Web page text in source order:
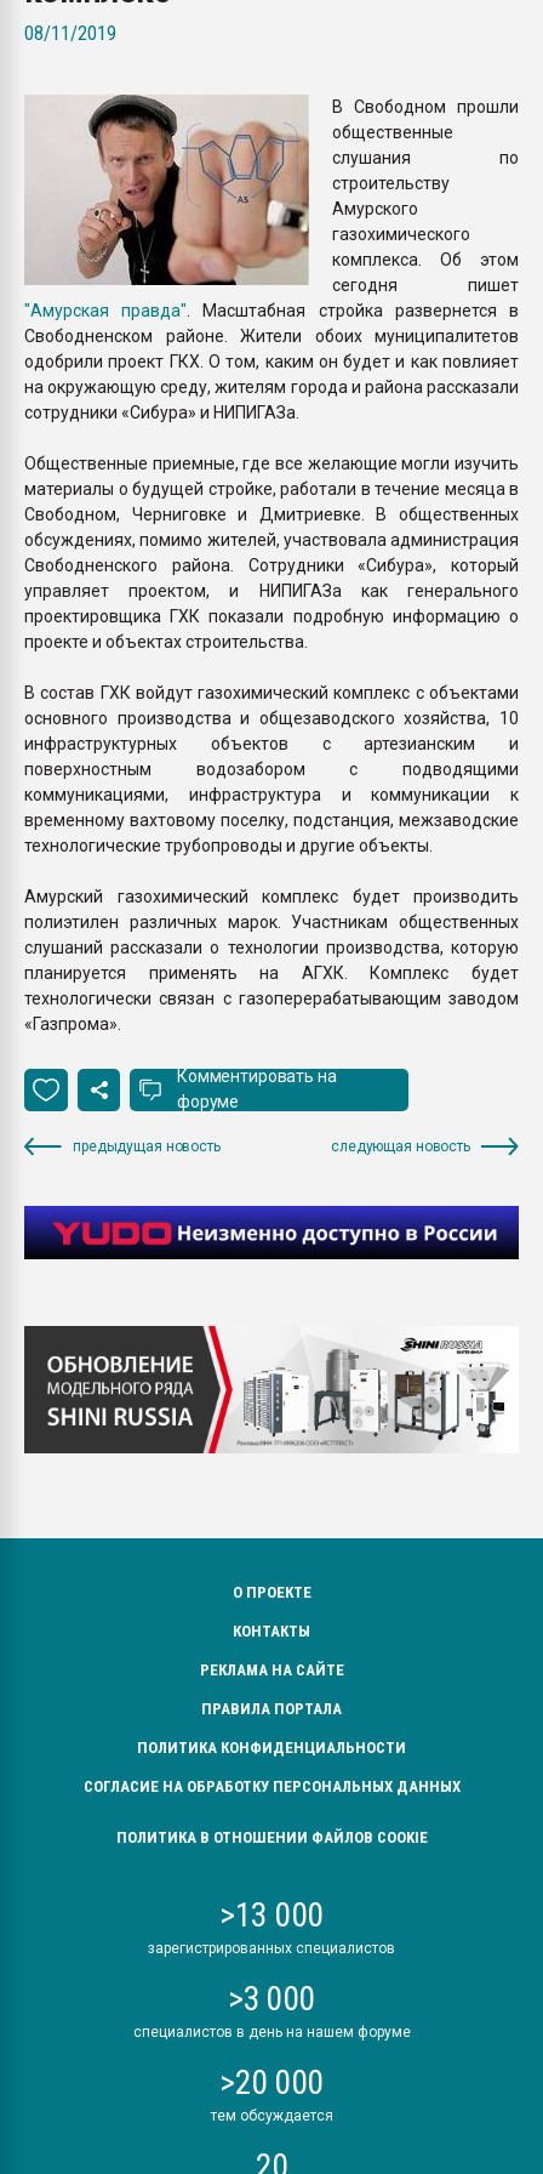
ПЕРЕЙТИ НА
08/11/2019
В Свободном прошли
общественные
слушания по
строительству
Амурского
газохимического
комплекса. Об этом
сегодня пишет
"Амурская правда" . Масштабная стройка развернется в
Свободненском районе. Жители обоих муниципалитетов
одобрили проект ГКХ. О том, каким он будет и как повлияет
на окружающую среду, жителям города и района рассказали
сотрудники «Сибура» и НИПИГАЗа.
Общественные приемные, где все желающие могли изучить
материалы о будущей стройке, работали в течение месяца в
Свободном, Черниговке и Дмитриевке. В общественных
обсуждениях, помимо жителей, участвовала администрация
Свободненского района. Сотрудники «Сибура», который
управляет проектом, и НИПИГАЗа как генерального
проектировщика ГХК показали подробную информацию о
проекте и объектах строительства.
В состав ГХК войдут газохимический комплекс с объектами
основного производства и общезаводского хозяйства, 10
инфраструктурных объектов с артезианским и
поверхностным водозабором с подводящими
коммуникациями, инфраструктура и коммуникации к
временному вахтовому поселку, подстанция, межзаводские
технологические трубопроводы и другие объекты.
Амурский газохимический комплекс будет производить
полиэтилен различных марок. Участникам общественных
слушаний рассказали о технологии производства, которую
планируется применять на АГХК. Комплекс будет
технологически связан с газоперерабатывающим заводом
«Газпрома».
Комментировать на
форуме
предыдущая новость следующая новость
О ПРОЕКТЕ
КОНТАКТЫ
РЕКЛАМА НА САЙТЕ
ПРАВИЛА ПОРТАЛА
ПОЛИТИКА КОНФИДЕНЦИАЛЬНОСТИ
СОГЛАСИЕ НА ОБРАБОТКУ ПЕРСОНАЛЬНЫХ ДАННЫХ
ПОЛИТИКА В ОТНОШЕНИИ ФАЙЛОВ COOKIE
>13 000
зарегистрированных специалистов
>3 000
специалистов в день на нашем форуме
>20 000
тем обсуждается
20